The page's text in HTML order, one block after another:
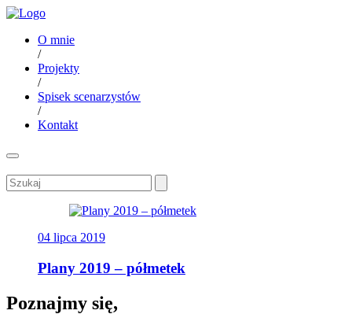
O mnie
/
Projekty
/
Spisek scenarzystów
/
Kontakt
04 lipca 2019
Plany 2019 – półmetek
Poznajmy się,